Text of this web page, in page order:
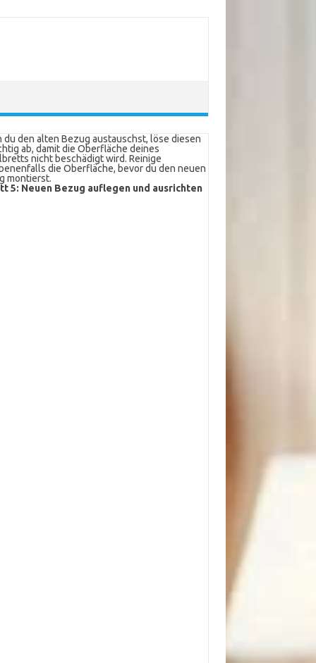
du den alten Bezug austauschst, löse diesen
ab, damit die Oberfläche deines
nicht beschädigt wird. Reinige
die Oberfläche, bevor du den neuen
montierst.
5: Neuen Bezug auflegen und ausrichten